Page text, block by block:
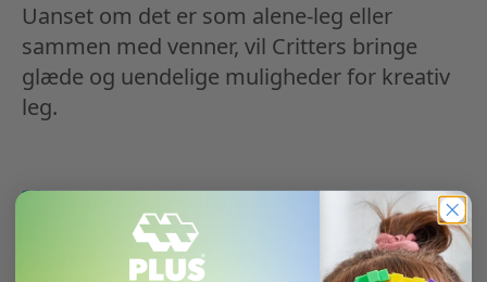
Uanset om det er som alene-leg eller
sammen med venner, vil Critters bringe
glæde og uendelige muligheder for kreativ
leg.
Byggeinstruktion medfølger
Små dele - ikke egnet til børn under 3 år